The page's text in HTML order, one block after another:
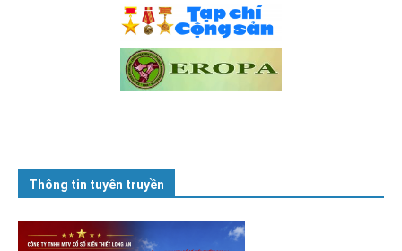
Thông tin tuyên truyền